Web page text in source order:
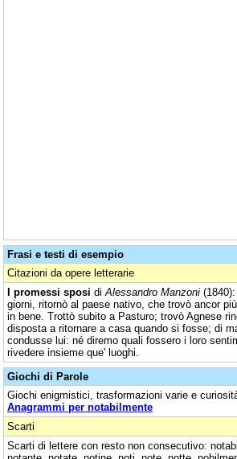
Frasi e testi di esempio
Citazioni da opere letterarie
I promessi sposi di Alessandro Manzoni
giorni, ritornò al paese nativo, che trovò ancor più
in bene. Trottò subito a Pasturo; trovò Agnese
disposta a ritornare a casa quando si fosse; di
condusse lui: né diremo quali fossero i loro
rivedere insieme que' luoghi.
Giochi di Parole
Giochi enigmistici, trasformazioni varie e
Anagrammi per notabilmente
Scarti
Scarti di lettere con resto non consecutivo: